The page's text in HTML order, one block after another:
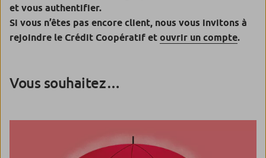
et vous authentifier.
Si vous n’êtes pas encore client, nous vous invitons à
rejoindre le Crédit Coopératif et ouvrir un compte.
Vous souhaitez…